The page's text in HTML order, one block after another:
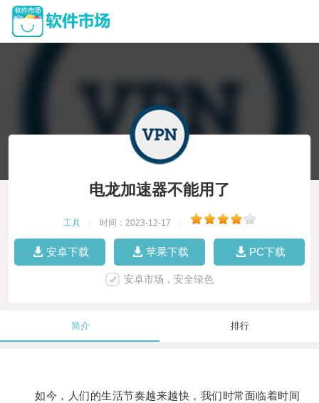
电龙加速器不能用了
工具 时间：2023-12-17
安卓下载 苹果下载 PC下载
安卓市场，安全绿色
简介 排行
如今，人们的生活节奏越来越快，我们时常面临着时间